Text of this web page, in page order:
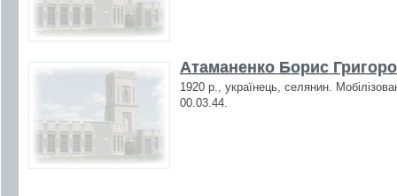
Атаманенко Борис
1920 р., українець, селянин.
00.03.44.